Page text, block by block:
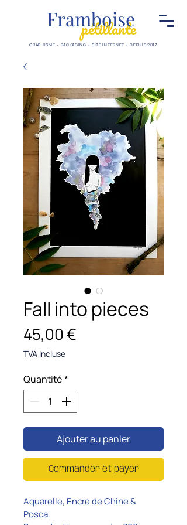
pétillante
Framboise
GRAPHISME • PACKAGING • SITE INTERNET • DEPUIS 2017
Fall into pieces
45,00 €
TVA Incluse
Quantité*
Ajouter au panier
Commander et payer
Aquarelle, Encre de Chine &
Posca.